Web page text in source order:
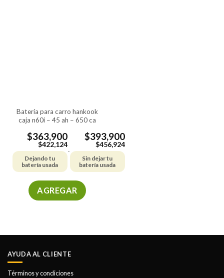
página
de
producto
batería para carro hankook
caja n60i – 45 ah – 650 ca
$363,900
$422,124
Dejando tu
batería usada
-
$393,900
$456,924
Sin dejar tu
batería usada
AGREGAR
múltiples
Las
AYUDA AL CLIENTE
Términos y condiciones